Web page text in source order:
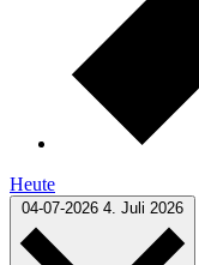
Heute
04-07-2026 4. Juli 2026